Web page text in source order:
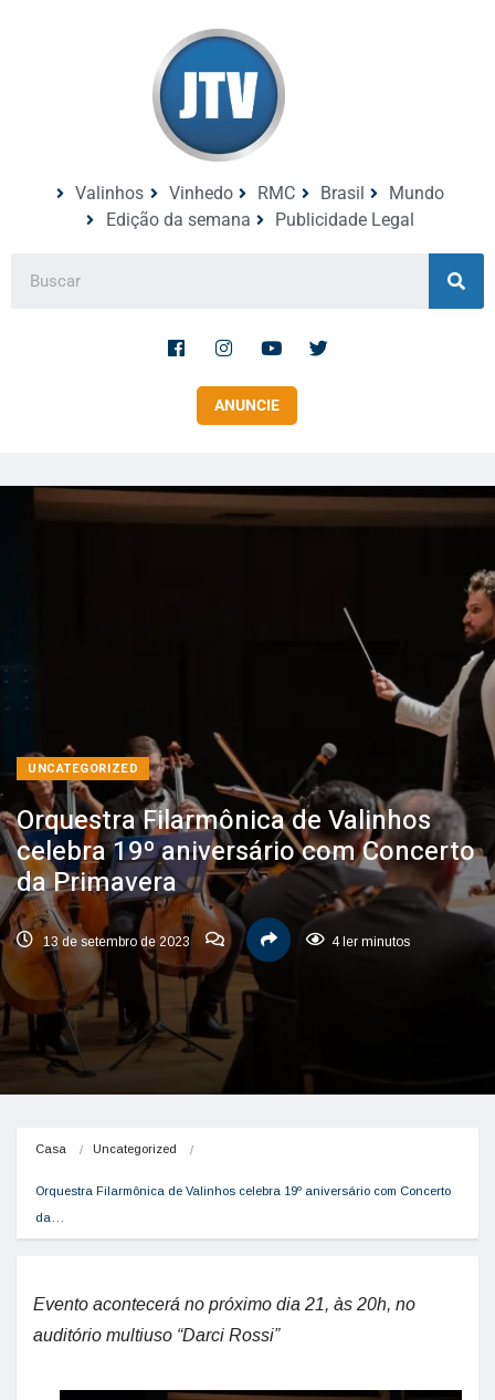
Valinhos Vinhedo RMC Brasil
Mundo
Edição da semana
Publicidade Legal
ANUNCIE
UNCATEGORIZED
Orquestra Filarmônica de Valinhos
celebra 19º aniversário com Concerto
da Primavera
13 de setembro de 2023 4 ler minutos
Casa Uncategorized
Orquestra Filarmônica de Valinhos celebra 19º aniversário com Concerto
da…
Evento acontecerá no próximo dia 21, às 20h, no
auditório multiuso “Darci Rossi”